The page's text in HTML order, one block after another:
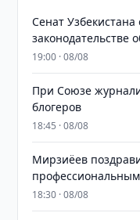
Сенат
законодательстве
19:00 · 08/08
При Союзе
блогеров
18:45 · 08/08
Мирзиёев
18:30 · 08/08